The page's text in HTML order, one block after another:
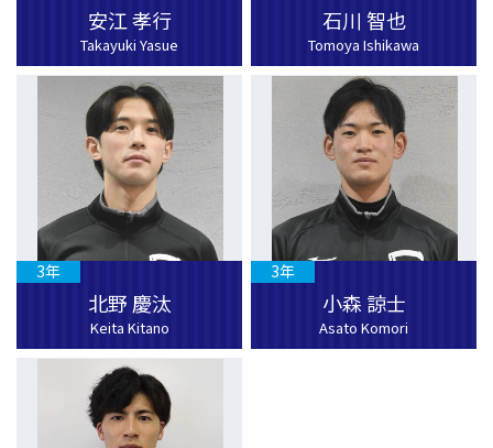
安江 孝行
Takayuki Yasue
石川 智也
Tomoya Ishikawa
北野 慶汰
Keita Kitano
3年
小森 諒士
Asato Komori
3年